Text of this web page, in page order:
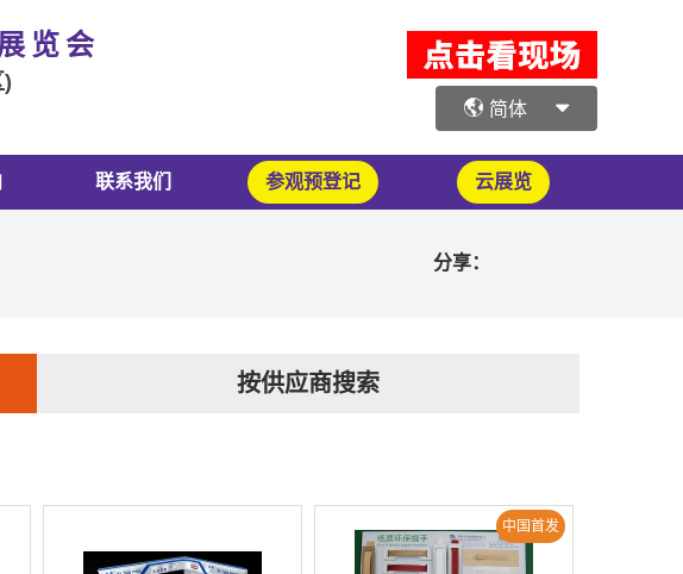
览会
简体
联系我们 参观预登记 云展览
分享：
按供应商搜索
中国首发